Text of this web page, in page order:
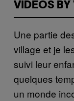
VIDEOS BY
Une partie
village et je
suivi leur
quelques
un monde